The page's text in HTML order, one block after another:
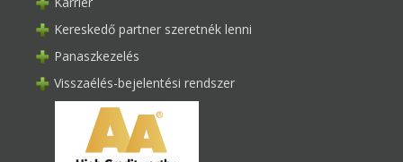
Kereskedő partner szeretnék lenni
Panaszkezelés
Visszaélés-bejelentési rendszer